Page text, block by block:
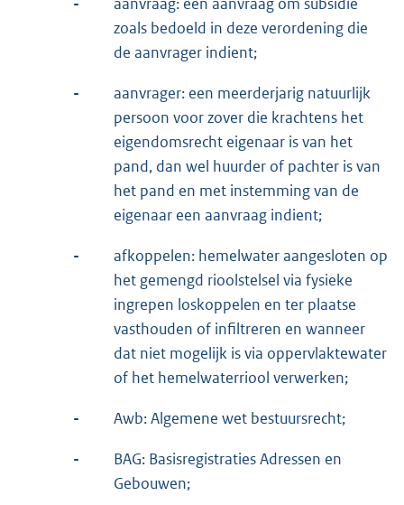
zoals bedoeld in deze verordening die
de aanvrager indient;
-
aanvrager: een meerderjarig natuurlijk
persoon voor zover die krachtens het
eigendomsrecht eigenaar is van het
pand, dan wel huurder of pachter is van
het pand en met instemming van de
eigenaar een aanvraag indient;
-
afkoppelen: hemelwater aangesloten op
het gemengd rioolstelsel via fysieke
ingrepen loskoppelen en ter plaatse
vasthouden of infiltreren en wanneer
dat niet mogelijk is via oppervlaktewater
of het hemelwaterriool verwerken;
- Awb: Algemene wet bestuursrecht;
-
BAG: Basisregistraties Adressen en
Gebouwen;